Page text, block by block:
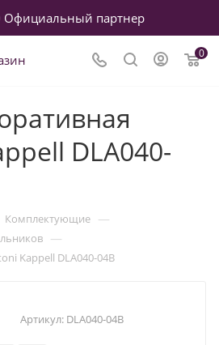
Официальный партнер
0
DLA040-
Комплектующие —
—
Kappell DLA040-04B
Артикул: DLA040-04B